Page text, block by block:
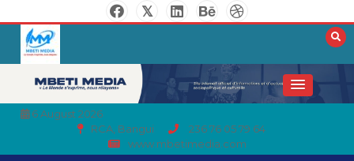
6 August 2026
RCA, Bangui
236 76 05 79 64
www.mbetimedia.com